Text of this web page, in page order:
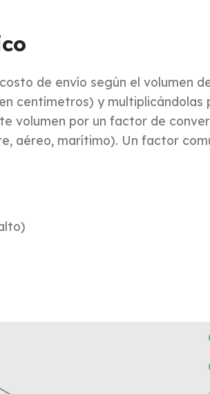
de envío según el volumen
centímetros) y multiplicándolas
volumen por un factor de
aéreo, marítimo). Un factor